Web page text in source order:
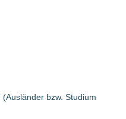
bzw. Studium